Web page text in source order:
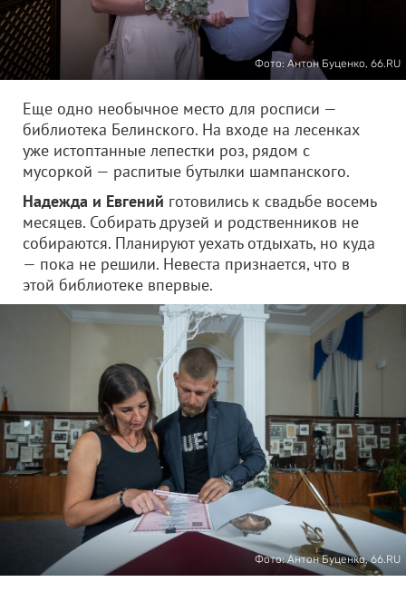
Фото: Антон Буценко, 66.RU
Еще одно необычное место для росписи —
библиотека Белинского. На входе на лесенках
уже истоптанные лепестки роз, рядом с
мусоркой — распитые бутылки шампанского.
Надежда и Евгений готовились к свадьбе восемь
месяцев. Собирать друзей и родственников не
собираются. Планируют уехать отдыхать, но куда
— пока не решили. Невеста признается, что в
этой библиотеке впервые.
Фото: Антон Буценко, 66.RU